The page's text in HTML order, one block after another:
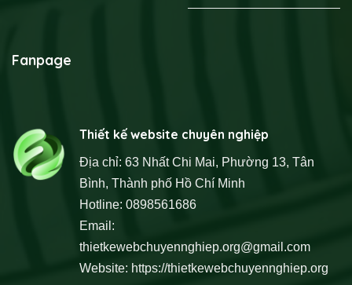
Fanpage
Thiết kế website chuyên nghiệp
Địa chỉ: 63 Nhất Chi Mai, Phường 13, Tân
Bình, Thành phố Hồ Chí Minh
Hotline: 0898561686
Email:
thietkewebchuyennghiep.org@gmail.com
Website: https://thietkewebchuyennghiep.org